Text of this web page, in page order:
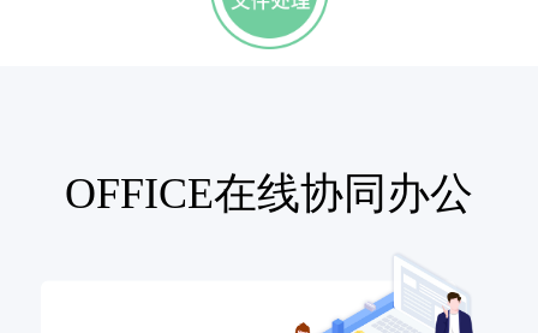
OFFICE在线协同办公